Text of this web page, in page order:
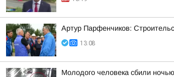
Артур Парфенчиков:
13:08
Молодого человека сбили